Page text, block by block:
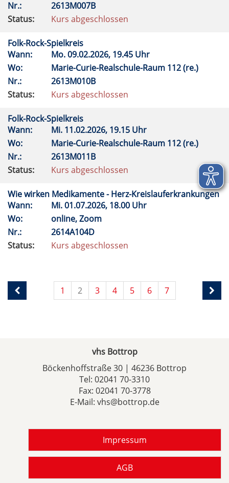
Nr.:
2613M007B
Status:
Kurs abgeschlossen
Folk-Rock-Spielkreis
Wann:
Mo.09.02.2026, 19.45 Uhr
Wo:
Marie-Curie-Realschule-Raum 112 (re.)
Nr.:
2613M010B
Status:
Kurs abgeschlossen
Folk-Rock-Spielkreis
Wann:
Mi. 11.02.2026, 19.15 Uhr
Wo:
Marie-Curie-Realschule-Raum 112 (re.)
Nr.:
2613M011B
Status:
Kurs abgeschlossen
Wie wirken Medikamente - Herz-Kreislauferkrankungen
Wann:
Mi.01.07.2026, 18.00 Uhr
Wo:
online, Zoom
Nr.:
2614A104D
Status:
Kurs abgeschlossen
1 2 3 4 5 6 7
vhs Bottrop
Böckenhoffstraße 30 | 46236 Bottrop
Tel: 02041 70-3310
Fax: 02041 70-3778
E-Mail: vhs@bottrop.de
Impressum
AGB